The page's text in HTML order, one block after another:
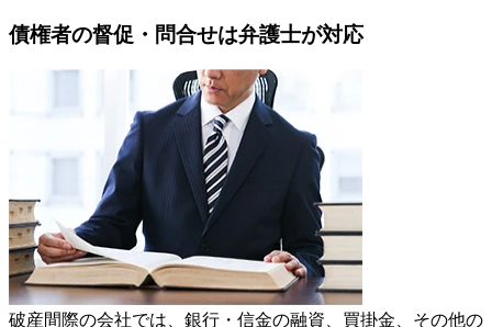
債権者の督促・問合せは弁護士が対応
破産間際の会社では、銀行・信金の融資、買掛金、その他の